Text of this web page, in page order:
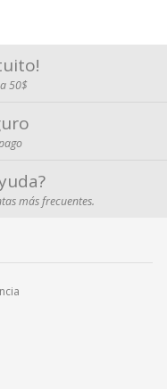
50$
más frecuentes.